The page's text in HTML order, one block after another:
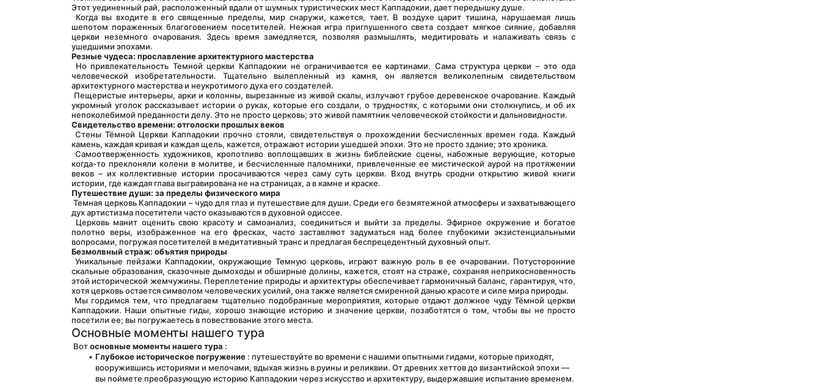
Этот уединенный рай, расположенный вдали от шумных туристических мест Каппадокии, дает передышку душе.
шепотом пораженных благоговением посетителей. Нежная игра приглушенного света создает мягкое сияние, добавляя
церкви неземного очарования. Здесь время замедляется, позволяя размышлять, медитировать и налаживать связь с
ушедшими эпохами.
Резные чудеса: прославление архитектурного мастерства
человеческой изобретательности. Тщательно вылепленный из камня, он является великолепным свидетельством
архитектурного мастерства и неукротимого духа его создателей.
укромный уголок рассказывает истории о руках, которые его создали, о трудностях, с которыми они столкнулись, и об их
непоколебимой преданности делу. Это не просто церковь; это живой памятник человеческой стойкости и дальновидности.
Свидетельство времени: отголоски прошлых веков
Стены Тёмной Церкви Каппадокии прочно стояли, свидетельствуя о прохождении бесчисленных времен года. Каждый
камень, каждая кривая и каждая щель, кажется, отражают истории ушедшей эпохи. Это не просто здание; это хроника.
Самоотверженность художников, кропотливо воплощавших в жизнь библейские сцены, набожные верующие, которые
когда-то преклоняли колени в молитве, и бесчисленные паломники, привлеченные ее мистической аурой на протяжении
веков – их коллективные истории просачиваются через саму суть церкви. Вход внутрь сродни открытию живой книги
истории, где каждая глава выгравирована не на страницах, а в камне и краске.
Путешествие души: за пределы физического мира
Темная церковь Каппадокии – чудо для глаз и путешествие для души. Среди его безмятежной атмосферы и захватывающего
дух артистизма посетители часто оказываются в духовной одиссее.
полотно веры, изображенное на его фресках, часто заставляют задуматься над более глубокими экзистенциальными
вопросами, погружая посетителей в медитативный транс и предлагая беспрецедентный духовный опыт.
Безмолвный страж: объятия природы
скальные образования, сказочные дымоходы и обширные долины, кажется, стоят на страже, сохраняя неприкосновенность
этой исторической жемчужины. Переплетение природы и архитектуры обеспечивает гармоничный баланс, гарантируя, что,
хотя церковь остается символом человеческих усилий, она также является смиренной данью красоте и силе мира природы.
Каппадокии. Наши опытные гиды, хорошо знающие историю и значение церкви, позаботятся о том, чтобы вы не просто
посетили ее; вы погружаетесь в повествование этого места.
Основные моменты нашего тура
Вот основные моменты нашего тура :
Глубокое историческое погружение : путешествуйте во времени с нашими опытными гидами, которые приходят,
вооружившись историями и мелочами, вдыхая жизнь в руины и реликвии. От древних хеттов до византийской эпохи —
вы поймете преобразующую историю Каппадокии через искусство и архитектуру, выдержавшие испытание временем.